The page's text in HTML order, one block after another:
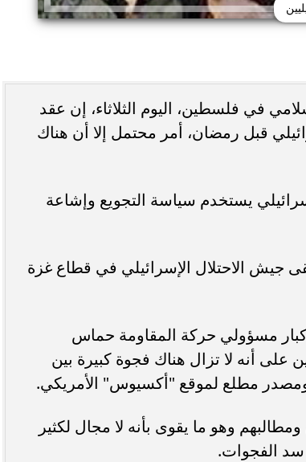
في فلسطين، اليوم الثلاثاء، إن عقد
قبل رمضان، أمر محتمل إلا أن هناك
يستخدم سياسة التجويع وإشاعة
جيش الاحتلال الإسرائيلي في قطاع غزة
مسؤولي حركة المقاومة حماس
أنه لا تزال هناك فجوة كبيرة بين
ومصدر مطلع لموقع "أكسيوس" الأمريكي.
وهو ما يقوى بأنه لا مجال لكثير
سد الفجوات.